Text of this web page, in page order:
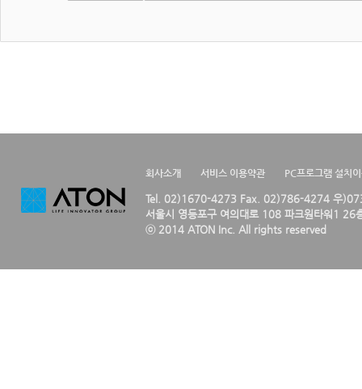
회사소개 서비스 이용약관 PC프로그램 설치
Tel. 02)1670-4273 Fax. 02)786-4274 우
서울시 영등포구 여의대로 108 파크원타워1 26
ⓒ 2014 ATON Inc. All rights reserved